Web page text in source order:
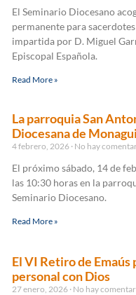
El Seminario Diocesano
permanente para
impartida por D. Miguel
Episcopal Española.
Read More »
La parroquia San
Diocesana de
4 febrero, 2026 No hay
El próximo sábado, 14 de
las 10:30 horas en la
Seminario Diocesano.
Read More »
El VI Retiro de
personal con Dios
27 enero, 2026 No hay